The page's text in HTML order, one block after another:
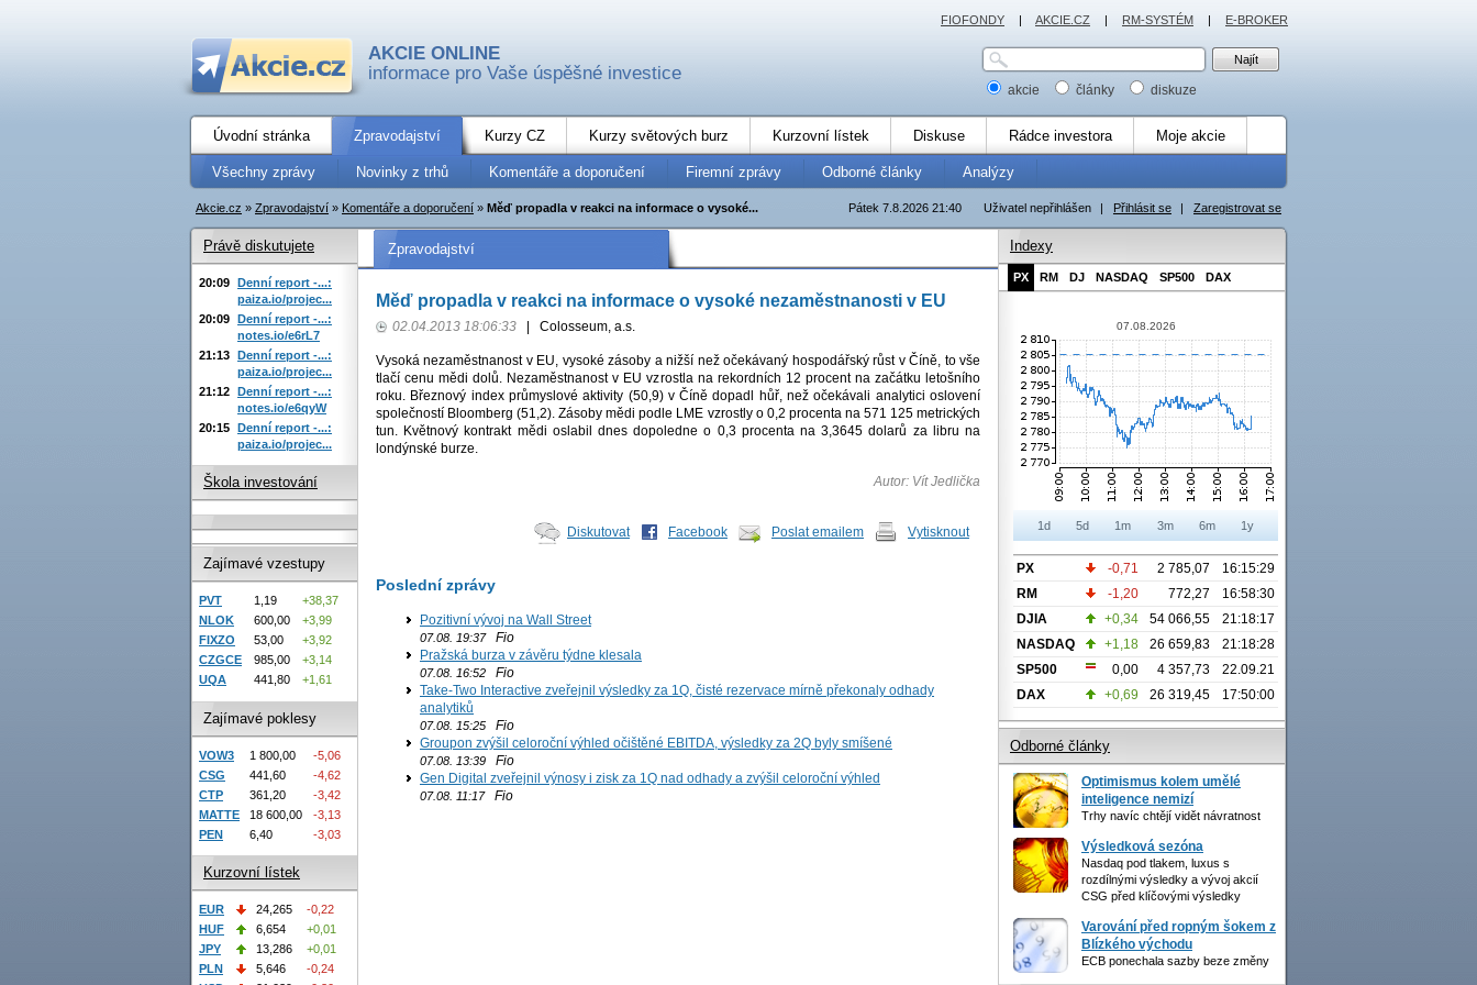
AKCIE ONLINE
informace pro Vaše úspěšné investice
akcie články diskuze
Úvodní stránka Zpravodajství Kurzy CZ Kurzy světových burz Kurzovní lístek Diskuse Rádce investora Moje akcie
Všechny zprávy Novinky z trhů Komentáře a doporučení Firemní zprávy Odborné články Analýzy
Uživatel nepřihlášen | Přihlásit se | Zaregistrovat se
Pátek 7.8.2026 21:40
Akcie.cz » Zpravodajství » Komentáře a doporučení » Měď propadla v reakci na informace o vysoké...
Zpravodajství
Měď propadla v reakci na informace o vysoké nezaměstnanosti v EU
02.04.2013 18:06:33 Colosseum, a.s.
Vysoká nezaměstnanost v EU, vysoké zásoby a nižší než očekávaný hospodářský růst v Číně, to vše
tlačí cenu mědi dolů. Nezaměstnanost v EU vzrostla na rekordních 12 procent na začátku letošního
roku. Březnový index průmyslové aktivity (50,9) v Číně dopadl hůř, než očekávali analytici oslovení
společností Bloomberg (51,2). Zásoby mědi podle LME vzrostly o 0,2 procenta na 571 125 metrických
tun. Květnový kontrakt mědi oslabil dnes dopoledne o 0,3 procenta na 3,3645 dolarů za libru na
londýnské burze.
Autor: Vít Jedlička
Diskutovat Facebook Poslat emailem Vytisknout
Poslední zprávy
Pozitivní vývoj na Wall Street
07.08. 19:37Fio
Pražská burza v závěru týdne klesala
07.08. 16:52 Fio
Take-Two Interactive zveřejnil výsledky za 1Q, čisté rezervace mírně překonaly odhady
analytiků
07.08. 15:25 Fio
Groupon zvýšil celoroční výhled očištěné EBITDA, výsledky za 2Q byly smíšené
07.08. 13:39 Fio
Gen Digital zveřejnil výnosy i zisk za 1Q nad odhady a zvýšil celoroční výhled
07.08. 11:17Fio
Právě diskutujete
20:09 Denní report -...:
paiza.io/projec...
20:09 Denní report -...:
notes.io/e6rL7
21:13 Denní report -...:
paiza.io/projec...
21:12 Denní report -...:
notes.io/e6qyW
20:15 Denní report -...:
paiza.io/projec...
Škola investování
Zajímavé vzestupy
PVT 1,19
+38,37
NLOK
600,00
+3,99
FIXZO
53,00
+3,92
CZGCE
985,00
+3,14
UQA
441,80 +1,61
Zajímavé poklesy
VOW3 1 800,00
-5,06
CSG
441,60
-4,62
CTP
361,20
-3,42
MATTE
18 600,00
-3,13
PEN
6,40 -3,03
Kurzovní lístek
EUR 24,265
-0,22
HUF
6,654
+0,01
JPY
13,286
+0,01
PLN
5,646
-0,24
Indexy
PX RM DJ NASDAQ SP500 DAX
07.08.2026
1d 5d 1m 3m 6m 1y
PX -0,71 2 785,07
16:15:29
RM
-1,20 772,27
16:58:30
DJIA
+0,34 54 066,55
21:18:17
NASDAQ
+1,18 26 659,83
21:18:28
SP500
0,00 4 357,73
22.09.21
DAX
+0,69 26 319,45 17:50:00
Odborné články
Optimismus kolem umělé
inteligence nemizí
Trhy navíc chtějí vidět návratnost
Výsledková sezóna
Nasdaq pod tlakem, luxus s
rozdílnými výsledky a vývoj akcií
CSG před klíčovými výsledky
Varování před ropným šokem z
Blízkého východu
ECB ponechala sazby beze změny
FIOFONDY | AKCIE.CZ | RM-SYSTÉM | E-BROKER